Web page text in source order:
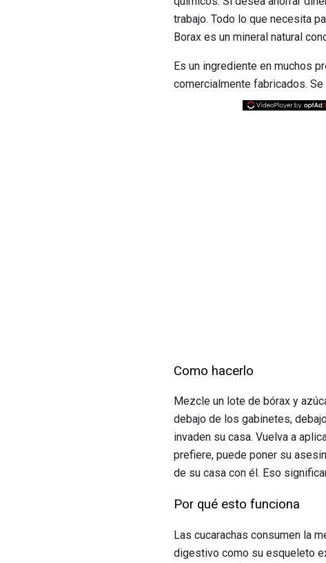
trabajo. Todo lo que necesita
Borax es un mineral natural
Es un ingrediente en muchos
comercialmente fabricados.
Como hacerlo
Mezcle un lote de bórax y
debajo de los gabinetes,
invaden su casa. Vuelva a
prefiere, puede poner su
de su casa con él. Eso
Por qué esto funciona
Las cucarachas consumen la
digestivo como su esqueleto